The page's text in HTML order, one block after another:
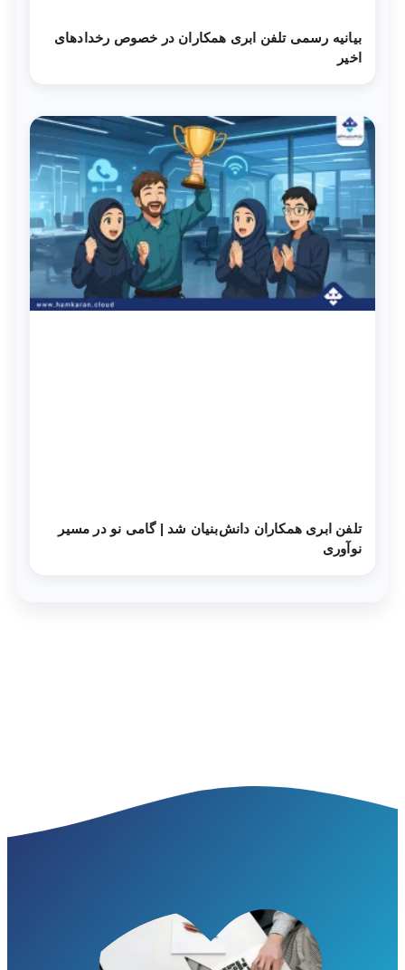
بیانیه رسمی تلفن ابری همکاران در خصوص رخدادهای
اخیر
تلفن ابری همکاران دانش‌‌بنیان شد | گامی نو در مسیر
نوآوری